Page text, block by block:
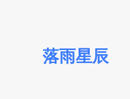
落雨星辰